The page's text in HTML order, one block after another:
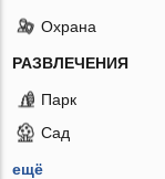
Охрана
РАЗВЛЕЧЕНИЯ
Парк
Сад
ещё